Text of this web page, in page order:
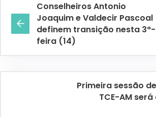
Conselheiros Antonio
Joaquim e Valdecir Pascoal
definem transição nesta 3ª-
feira (14)
Primeira sessão
TCE-AM será